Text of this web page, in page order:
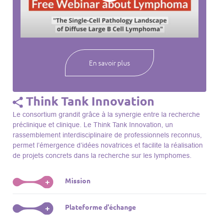
webinaires à venir, des séances précédentes et joignez-vous
notre compréhension des lymphomes et des maladies
En savoir plus
Think Tank Innovation
Le consortium grandit grâce à la synergie entre la recherche
préclinique et clinique. Le Think Tank Innovation, un
rassemblement interdisciplinaire de professionnels reconnus,
permet l’émergence d’idées novatrices et facilite la réalisation
de projets concrets dans la recherche sur les lymphomes.
+ Mission
Le Think Tank initie des projets, façonne des initiatives de
R&D, identifie des porteurs et promeut l’unité parmi les
+ Plateforme d'échange